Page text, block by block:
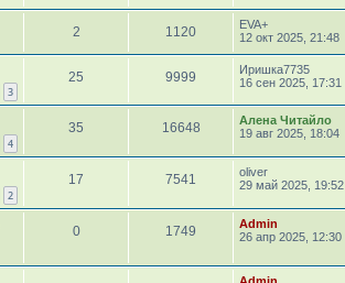
2 1120
EVA+
12 окт 2025, 21:48
3
25 9999
Иришка7735
16 сен 2025, 17:31
4
35 16648
Алена Читайло
19 авг 2025, 18:04
2
17 7541
oliver
29 май 2025, 19:52
0 1749
Admin
26 апр 2025, 12:30
Admin